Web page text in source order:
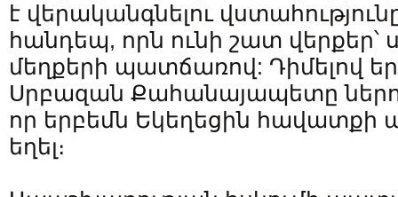
է վերականգնելու
հանդեպ, որն ունի շատ վերքեր՝
մեղքերի պատճառով: Դիմելով
Սրբազան Քահանայապետը
որ երբեմն Եկեղեցին հավատքի
եղել։